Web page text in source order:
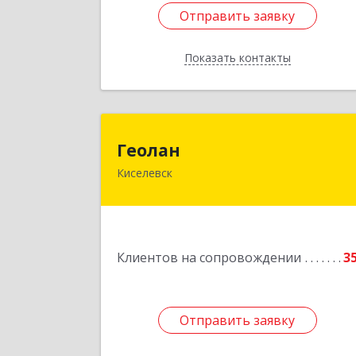
Отправить заявку
Показать контакты
Отправить заявку
Назад
Геолан
Киселевск
Клиентов на сопровождении
Отправить заявку
652700, Кемеровская обл, Киселевск г,
Отправить заявку